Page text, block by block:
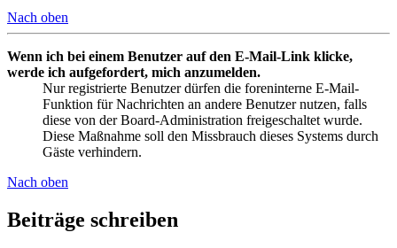
Nach oben
Wenn ich bei einem Benutzer auf den E-Mail-Link klicke,
werde ich aufgefordert, mich anzumelden.
Nur registrierte Benutzer dürfen die foreninterne E-Mail-
Funktion für Nachrichten an andere Benutzer nutzen, falls
diese von der Board-Administration freigeschaltet wurde.
Diese Maßnahme soll den Missbrauch dieses Systems durch
Gäste verhindern.
Nach oben
Beiträge schreiben